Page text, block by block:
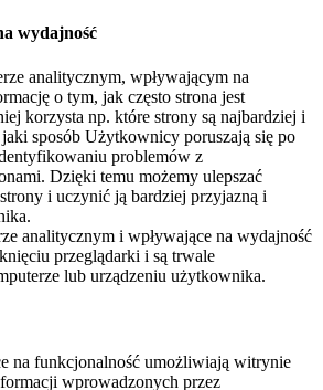
wydajność
analitycznym, wpływającym na
o tym, jak często strona jest
korzysta np. które strony są najbardziej i
sposób Użytkownicy poruszają się po
problemów z
Dzięki temu możemy ulepszać
i uczynić ją bardziej przyjazną i
analitycznym i wpływające na wydajność
przeglądarki i są trwale
lub urządzeniu użytkownika.
na funkcjonalność umożliwiają witrynie
wprowadzonych przez